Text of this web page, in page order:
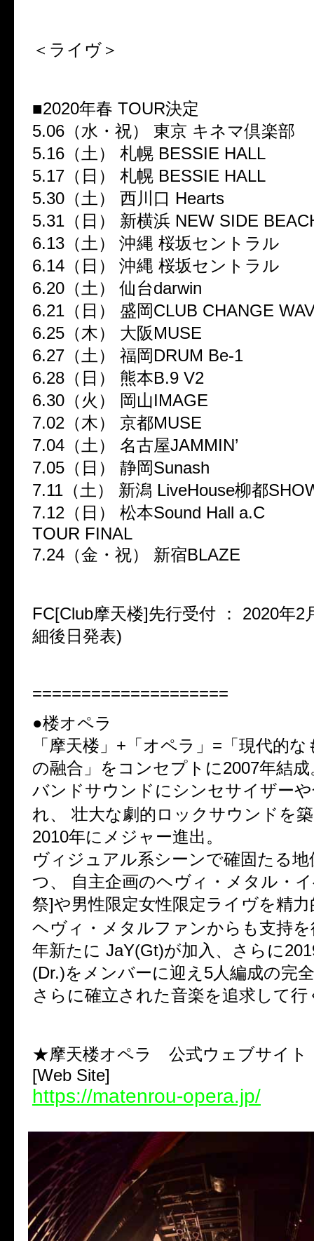
＜ライヴ＞
■2020年春 TOUR決定
5.06（水・祝） 東京 キネマ倶楽部
5.16（土） 札幌 BESSIE HALL
5.17（日） 札幌 BESSIE HALL
5.30（土） 西川口 Hearts
5.31（日） 新横浜 NEW SIDE
6.13（土） 沖縄 桜坂セントラル
6.14（日） 沖縄 桜坂セントラル
6.20（土） 仙台darwin
6.21（日） 盛岡CLUB CHANGE
6.25（木） 大阪MUSE
6.27（土） 福岡DRUM Be-1
6.28（日） 熊本B.9 V2
6.30（火） 岡山IMAGE
7.02（木） 京都MUSE
7.04（土） 名古屋JAMMIN’
7.05（日） 静岡Sunash
7.11（土） 新潟 LiveHouse柳都
7.12（日） 松本Sound Hall a.C
TOUR FINAL
7.24（金・祝） 新宿BLAZE
FC[Club摩天楼]先行受付 ： 2020年2
細後日発表)
====================
●楼オペラ
「摩天楼」+「オペラ」=「現代的
の融合」をコンセプトに2007年結
バンドサウンドにシンセサイザー
れ、 壮大な劇的ロックサウンドを
2010年にメジャー進出。
ヴィジュアル系シーンで確固たる
つ、 自主企画のヘヴィ・メタル・
祭]や男性限定女性限定ライヴを精
ヘヴィ・メタルファンからも支持
年新たに JaY(Gt)が加入、さらに
(Dr.)をメンバーに迎え5人編成の完
さらに確立された音楽を追求して行
★摩天楼オペラ 公式ウェブサイト
[Web Site]
https://matenrou-opera.jp/